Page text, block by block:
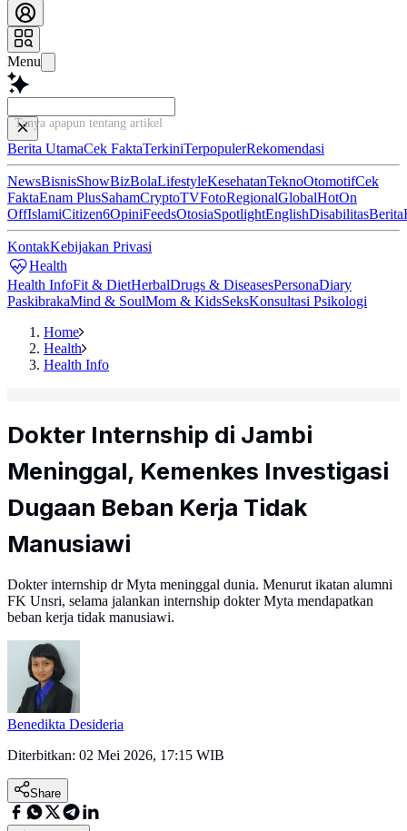
Menu
Tanya apapun tentang artikel ini...
Berita UtamaCek FaktaTerkiniTerpopulerRekomendasi
NewsBisnisShowBizBolaLifestyleKesehatanTeknoOtomotifCek
FaktaEnam PlusSahamCryptoTVFotoRegionalGlobalHotOn
OffIslamiCitizen6OpiniFeedsOtosiaSpotlightEnglishDisabilitasBerita
KontakKebijakan Privasi
Health
Health InfoFit & DietHerbalDrugs & DiseasesPersonaDiary
PaskibrakaMind & SoulMom & KidsSeksKonsultasi Psikologi
Home
Health
Health Info
Dokter Internship di Jambi
Meninggal, Kemenkes Investigasi
Dugaan Beban Kerja Tidak
Manusiawi
Dokter internship dr Myta meninggal dunia. Menurut ikatan alumni
FK Unsri, selama jalankan internship dokter Myta mendapatkan
beban kerja tidak manusiawi.
Benedikta Desideria
Diterbitkan: 02 Mei 2026, 17:15 WIB
Share